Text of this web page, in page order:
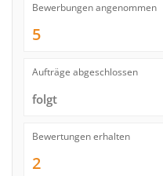
Bewerbungen angenommen
5
Aufträge abgeschlossen
folgt
Bewertungen erhalten
2